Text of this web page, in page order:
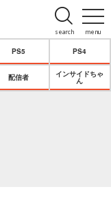
menu
search
PS5 PS4
配信者
インサイドちゃ
ん